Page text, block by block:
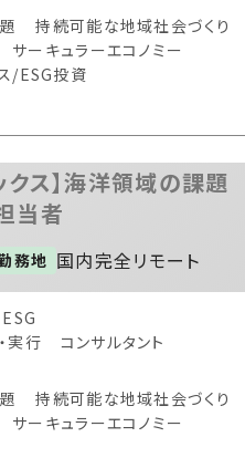
持続可能な地域社会づくり
サーキュラーエコノミー
/ESG投資
クス】海洋領域の課題
当者
務地 国内完全リモート
実行
コンサルタント
持続可能な地域社会づくり
サーキュラーエコノミー